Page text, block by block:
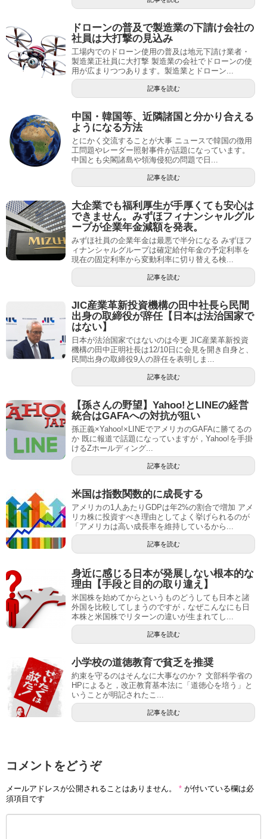
ドローンの普及で製造業の下請け会社の
社員は大打撃の見込み
工場内でのドローン使用の普及は地元下請け業者・
製造業正社員に大打撃 製造業の会社でドローンの使
用が広まりつつあります。製造業とドローン...
記事を読む
中国・韓国等、近隣諸国と分かり合える
ようになる方法
とにかく交流することが大事 ニュースで韓国の徴用
工問題やレーダー照射事件が話題になっています。
中国とも尖閣諸島や領海侵犯の問題で日...
記事を読む
大企業でも福利厚生が手厚くても安心は
できません。みずほフィナンシャルグル
ープが企業年金減額を発表。
みずほ社員の企業年金は最悪で半分になる みずほフ
ィナンシャルグループは確定給付年金の予定利率を
現在の固定利率から変動利率に切り替える検...
記事を読む
JIC産業革新投資機構の田中社長ら民間
出身の取締役が辞任【日本は法治国家で
はない】
日本が法治国家ではないのは今更 JIC産業革新投資
機構の田中正明社長は12/10日に会見を開き自身と、
民間出身の取締役9人の辞任を表明しま...
記事を読む
【孫さんの野望】Yahoo!とLINEの経営
統合はGAFAへの対抗が狙い
孫正義×Yahoo!×LINEでアメリカのGAFAに勝てるの
か 既に報道で話題になっていますが，Yahoo!を手掛
けるZホールディング...
記事を読む
米国は指数関数的に成長する
アメリカの1人あたりGDPは年2%の割合で増加 アメ
リカ株に投資すべき理由としてよく挙げられるのが
「アメリカは高い成長率を維持しているから...
記事を読む
身近に感じる日本が発展しない根本的な
理由【手段と目的の取り違え】
米国株を始めてからというものどうしても日本と諸
外国を比較してしまうのですが，なぜこんなにも日
本株と米国株でリターンの違いが生まれてし...
記事を読む
小学校の道徳教育で貧乏を推奨
約束を守るのはそんなに大事なのか？ 文部科学省の
HPによると，改正教育基本法に「道徳心を培う」と
いうことが明記されたこ...
記事を読む
コメントをどうぞ
メールアドレスが公開されることはありません。 * が付いている欄は必
須項目です